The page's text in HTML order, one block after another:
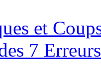
et
7 Erreurs